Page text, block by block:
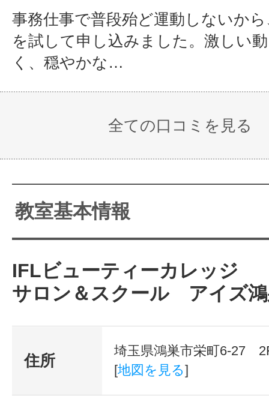
事務仕事で普段殆ど運動しないか
を試して申し込みました。激しい
く、穏やかな…
全ての口コミを見る
教室基本情報
IFLビューティーカレッジ
サロン＆スクール アイズ
住所
埼玉県鴻巣市栄町6-27
[地図を見る]